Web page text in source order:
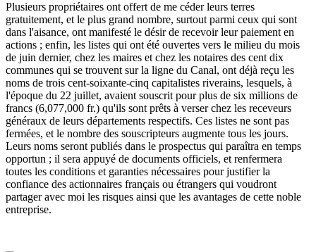
Plusieurs propriétaires ont offert de me céder leurs terres
gratuitement, et le plus grand nombre, surtout parmi ceux qui sont
dans l'aisance, ont manifesté le désir de recevoir leur paiement en
actions ; enfin, les listes qui ont été ouvertes vers le milieu du mois
de juin dernier, chez les maires et chez les notaires des cent dix
communes qui se trouvent sur la ligne du Canal, ont déjà reçu les
noms de trois cent-soixante-cinq capitalistes riverains, lesquels, à
l'époque du 22 juillet, avaient souscrit pour plus de six millions de
francs (6,077,000 fr.) qu'ils sont prêts à verser chez les receveurs
généraux de leurs départements respectifs. Ces listes ne sont pas
fermées, et le nombre des souscripteurs augmente tous les jours.
Leurs noms seront publiés dans le prospectus qui paraîtra en temps
opportun ; il sera appuyé de documents officiels, et renfermera
toutes les conditions et garanties nécessaires pour justifier la
confiance des actionnaires français ou étrangers qui voudront
partager avec moi les risques ainsi que les avantages de cette noble
entreprise.